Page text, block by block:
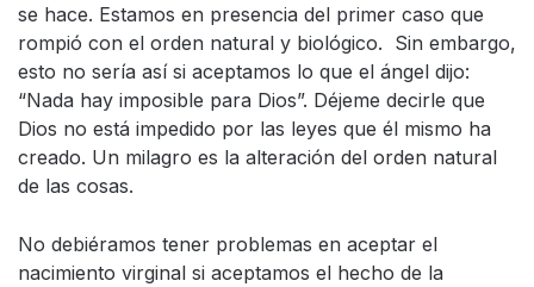
se hace. Estamos en presencia del primer caso que
rompió con el orden natural y biológico. Sin embargo,
esto no sería así si aceptamos lo que el ángel dijo:
“Nada hay imposible para Dios”. Déjeme decirle que
Dios no está impedido por las leyes que él mismo ha
creado. Un milagro es la alteración del orden natural
de las cosas.
No debiéramos tener problemas en aceptar el
nacimiento virginal si aceptamos el hecho de la